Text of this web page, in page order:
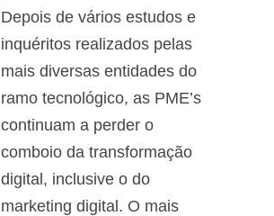
Depois de vários estudos e
inquéritos realizados pelas
mais diversas entidades do
ramo tecnológico, as PME’s
continuam a perder o
comboio da transformação
digital, inclusive o do
marketing digital. O mais